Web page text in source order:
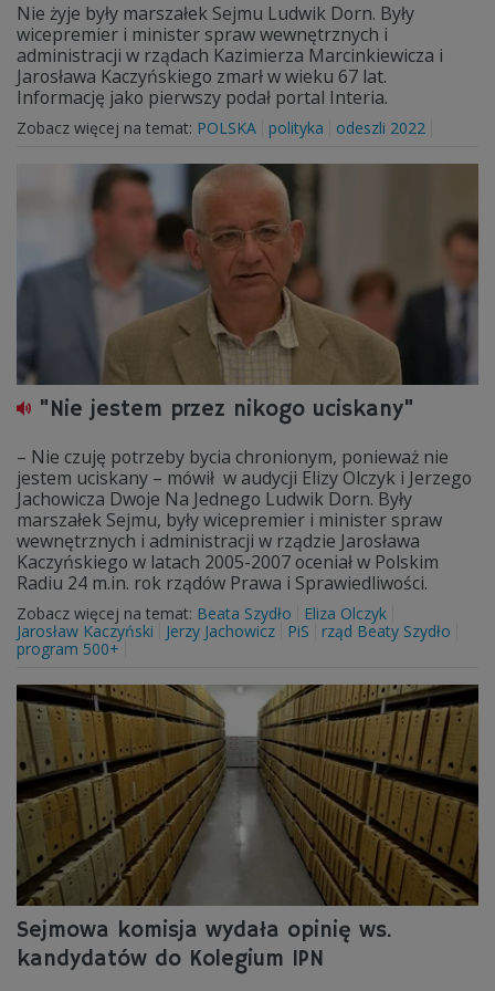
Nie żyje były marszałek Sejmu Ludwik Dorn. Były
wicepremier i minister spraw wewnętrznych i
administracji w rządach Kazimierza Marcinkiewicza i
Jarosława Kaczyńskiego zmarł w wieku 67 lat.
Informację jako pierwszy podał portal Interia.
Zobacz więcej na temat: POLSKA polityka odeszli 2022
"Nie jestem przez nikogo uciskany"
– Nie czuję potrzeby bycia chronionym, ponieważ nie
jestem uciskany – mówił w audycji Elizy Olczyk i Jerzego
Jachowicza Dwoje Na Jednego Ludwik Dorn. Były
marszałek Sejmu, były wicepremier i minister spraw
wewnętrznych i administracji w rządzie Jarosława
Kaczyńskiego w latach 2005-2007 oceniał w Polskim
Radiu 24 m.in. rok rządów Prawa i Sprawiedliwości.
Zobacz więcej na temat: Beata Szydło
Eliza Olczyk
Jarosław Kaczyński
Jerzy Jachowicz PiS
rząd Beaty Szydło
program 500+
Sejmowa komisja wydała opinię ws.
kandydatów do Kolegium IPN